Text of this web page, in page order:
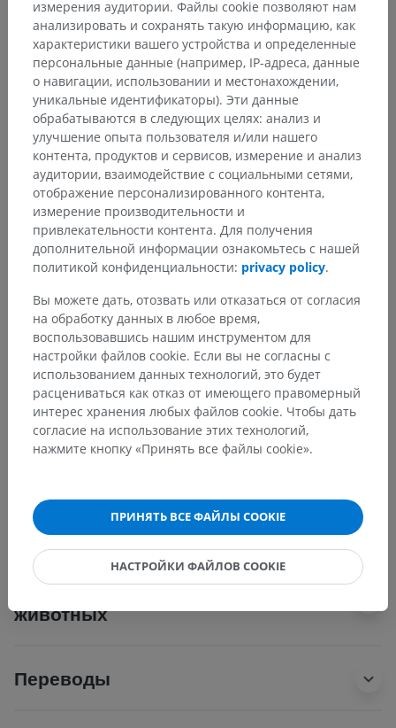
Анатомическая иерархия
Анатомия человека 2
Человеческое тело > Systemata integrantia >
Нервная система>
Центральная нервная система> Головной мозг
Мозг> Конечный мозг>
Substantia alba telencephali>
Комиссуральные волокна конечного мозга >
Мозолистое тело>
Основные структуры:
Forceps frontalis
Forceps occipitalis
Анатомия человека 1
Нейроанатомия человека
Сравнительная анатомия
животных
Переводы
измерения аудитории. Файлы cookie позволяют нам
анализировать и сохранять такую информацию, как
характеристики вашего устройства и определенные
персональные данные (например, IP-адреса, данные
о навигации, использовании и местонахождении,
уникальные идентификаторы). Эти данные
обрабатываются в следующих целях: анализ и
улучшение опыта пользователя и/или нашего
контента, продуктов и сервисов, измерение и анализ
аудитории, взаимодействие с социальными сетями,
отображение персонализированного контента,
измерение производительности и
привлекательности контента. Для получения
дополнительной информации ознакомьтесь с нашей
политикой конфиденциальности: privacy policy.
Вы можете дать, отозвать или отказаться от согласия
на обработку данных в любое время,
воспользовавшись нашим инструментом для
настройки файлов cookie. Если вы не согласны с
использованием данных технологий, это будет
расцениваться как отказ от имеющего правомерный
интерес хранения любых файлов cookie. Чтобы дать
согласие на использование этих технологий,
нажмите кнопку «Принять все файлы cookie».
ПРИНЯТЬ ВСЕ ФАЙЛЫ COOKIE
НАСТРОЙКИ ФАЙЛОВ COOKIE